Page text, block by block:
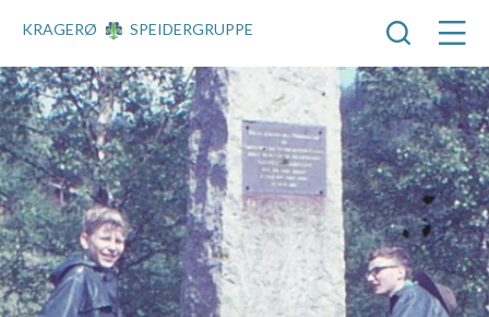
KRAGERØ SPEIDERGRUPPE